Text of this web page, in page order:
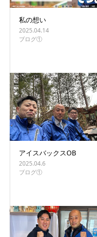
私の想い
2025.04.14
ブログ①
アイスバックスOB
2025.04.6
ブログ①